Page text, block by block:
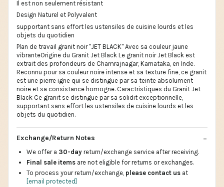
Il est non seulement résistant
Design Naturel et Polyvalent
supportant sans effort les ustensiles de cuisine lourds et les
objets du quotidien
Plan de travail granit noir "JET BLACK" Avec sa couleur jaune
vibranteOrigine du Granit Jet Black Le granit noir Jet Black est
extrait des profondeurs de Chamrajnagar, Karnataka, en Inde.
Reconnu pour sa couleur noire intense et sa texture fine, ce granit
est une pierre igne qui se distingue par sa teinte absolument
noire et sa consistance homogne. Caractristiques du Granit Jet
Black Ce granit se distingue par sa solidit exceptionnelle,
supportant sans effort les ustensiles de cuisine lourds et les
objets du quotidien.
Exchange/Return Notes
We offer a 30-day return/exchange service after receiving.
Final sale items are not eligible for returns or exchanges.
To process your return/exchange, please contact us at
[email protected]